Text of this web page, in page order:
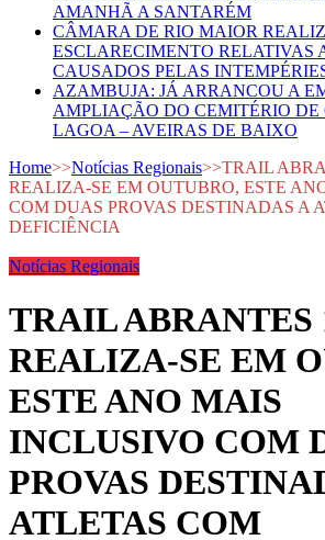
AMANHÃ A SANTARÉM
CÂMARA DE RIO MAIOR
ESCLARECIMENTO RELATIVAS
CAUSADOS PELAS
AZAMBUJA: JÁ ARRANCOU A
AMPLIAÇÃO DO CEMITÉRIO DE
LAGOA – AVEIRAS DE BAIXO
Home>>Notícias Regionais>>TRAIL
REALIZA-SE EM OUTUBRO, ESTE
COM DUAS PROVAS DESTINADAS A
DEFICIÊNCIA
Notícias Regionais
TRAIL ABRANTES
REALIZA-SE EM
ESTE ANO MAIS
INCLUSIVO COM
PROVAS
ATLETAS COM